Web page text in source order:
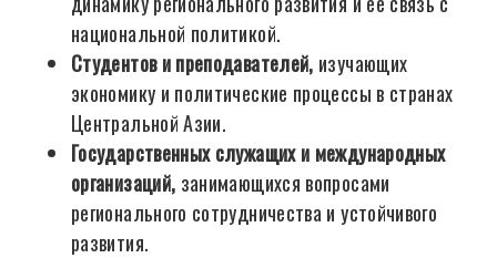
национальной политикой.
Студентов и преподавателей, изучающих
экономику и политические процессы в странах
Центральной Азии.
Государственных служащих и международных
организаций, занимающихся вопросами
регионального сотрудничества и устойчивого
развития.